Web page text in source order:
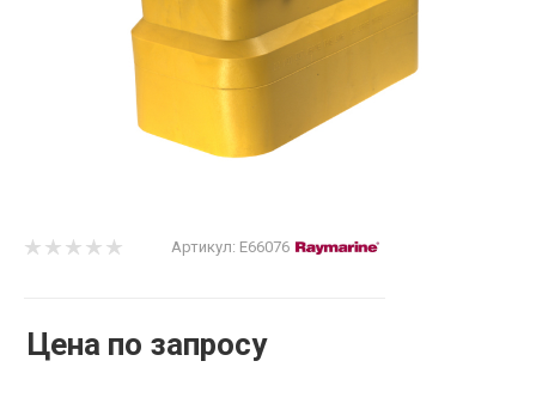
Артикул: E66076
Цена по запросу